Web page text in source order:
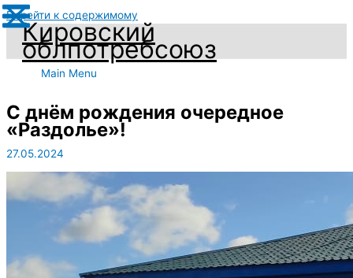
Перейти к содержимому
Кировский
облпотребсоюз
Main Menu
С днём рождения очередное
«Раздолье»!
27.05.2024